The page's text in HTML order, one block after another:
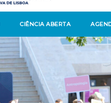
CIÊNCIA ABERTA